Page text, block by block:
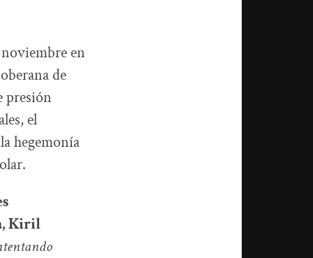
en
de
presión
el
hegemonía
Kiril